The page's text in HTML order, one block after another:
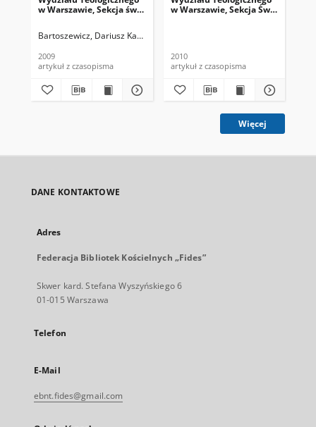
w Warszawie, Sekcja św.
Bartoszewicz, Dariusz Kazimierz (1970- ). Oprac.
2009
artykuł z czasopisma
w Warszawie, Sekcja Św.
2010
artykuł z czasopisma
Więcej
DANE KONTAKTOWE
Adres
Federacja Bibliotek Kościelnych „Fides”
Skwer kard. Stefana Wyszyńskiego 6
01-015 Warszawa
Telefon
E-Mail
ebnt.fides@gmail.com